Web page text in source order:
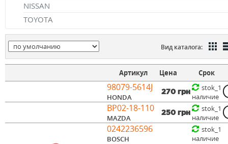
NISSAN
TOYOTA
Вид каталога:
Артикул Цена Срок
98079-5614J
HONDA
270 грн
stok_1
наличие
BP02-18-110
MAZDA
250 грн
stok_1
наличие
0242236596
BOSCH
stok_1
наличие